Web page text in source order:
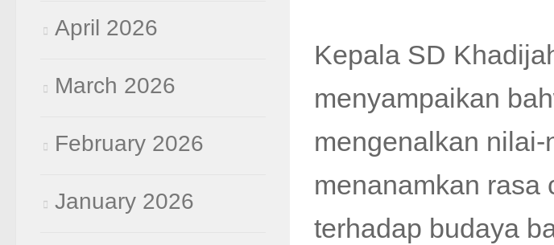
Kepala SD
menyampaikan
mengenalkan
menanamkan rasa
terhadap budaya
April 2026
March 2026
February 2026
January 2026